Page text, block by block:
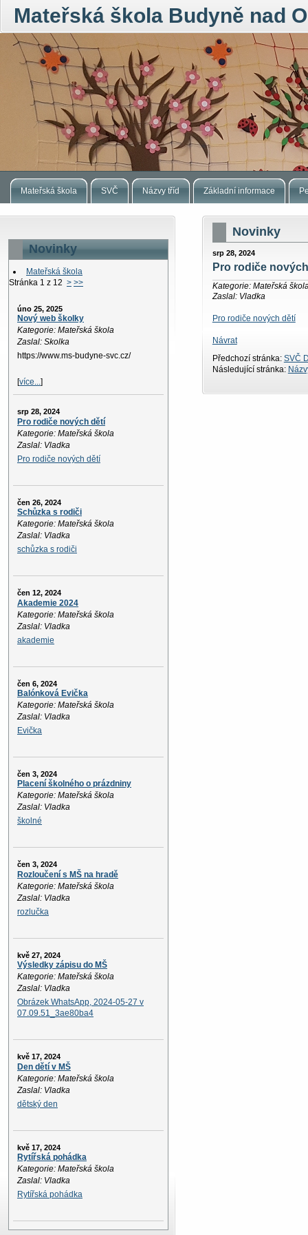
Mateřská škola Budyně nad
Mateřská škola SVČ Názvy tříd Základní informace
Novinky
Mateřská škola
Stránka 1 z 12 > >>
úno 25, 2025
Nový web školky
Kategorie: Mateřská škola
Zaslal: Skolka
https://www.ms-budyne-svc.cz/
[více...]
srp 28, 2024
Pro rodiče nových dětí
Kategorie: Mateřská škola
Zaslal: Vladka
Pro rodiče nových dětí
čen 26, 2024
Schůzka s rodiči
Kategorie: Mateřská škola
Zaslal: Vladka
schůzka s rodiči
čen 12, 2024
Akademie 2024
Kategorie: Mateřská škola
Zaslal: Vladka
akademie
čen 6, 2024
Balónková Evička
Kategorie: Mateřská škola
Zaslal: Vladka
Evička
čen 3, 2024
Placení školného o prázdniny
Kategorie: Mateřská škola
Zaslal: Vladka
školné
čen 3, 2024
Rozloučení s MŠ na hradě
Kategorie: Mateřská škola
Zaslal: Vladka
rozlučka
kvě 27, 2024
Výsledky zápisu do MŠ
Kategorie: Mateřská škola
Zaslal: Vladka
Obrázek WhatsApp, 2024-05-27 v
07.09.51_3ae80ba4
kvě 17, 2024
Den dětí v MŠ
Kategorie: Mateřská škola
Zaslal: Vladka
dětský den
kvě 17, 2024
Rytířská pohádka
Kategorie: Mateřská škola
Zaslal: Vladka
Rytířská pohádka
Novinky
srp 28, 2024
Pro rodiče
Kategorie: Mateřská
Zaslal: Vladka
Pro rodiče nových dětí
Návrat
Předchozí stránka: SVČ
Následující stránka: